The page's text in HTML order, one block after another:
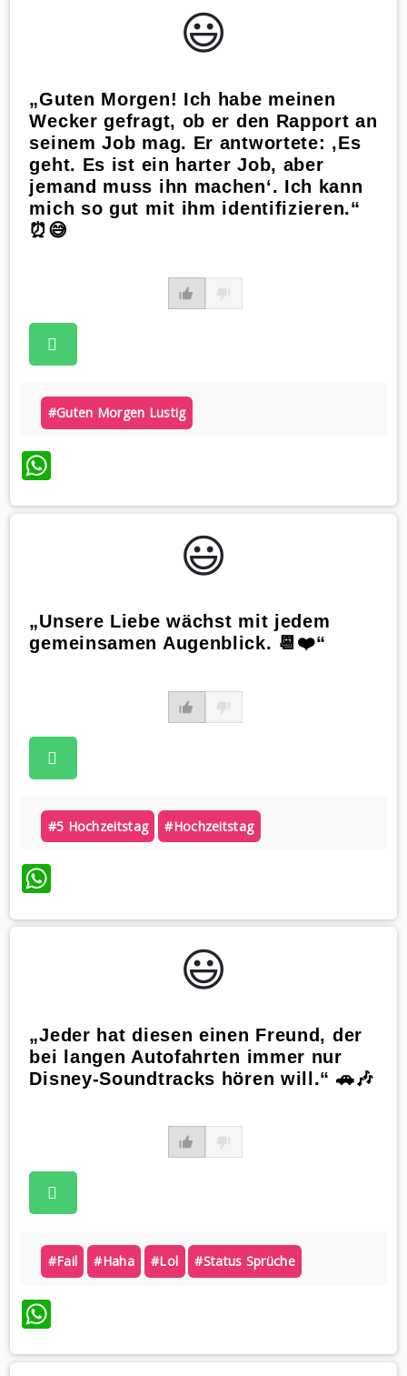
😃️
„Guten Morgen! Ich habe meinen
Wecker gefragt, ob er den Rapport an
seinem Job mag. Er antwortete: ‚Es
geht. Es ist ein harter Job, aber
jemand muss ihn machen‘. Ich kann
mich so gut mit ihm identifizieren.“
⏰😅
#guten Morgen Lustig
WhatsApp
😃️
„Unsere Liebe wächst mit jedem
gemeinsamen Augenblick. 📆❤️“
#5 Hochzeitstag #hochzeitstag
WhatsApp
😃️
„Jeder hat diesen einen Freund, der
bei langen Autofahrten immer nur
Disney-Soundtracks hören will.“ 🚗🎶
#fail #haha #lol #status Sprüche
WhatsApp